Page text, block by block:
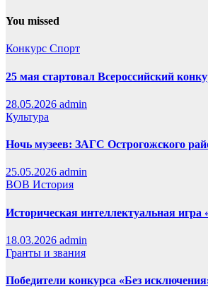
You missed
Конкурс Спорт
25 мая стартовал Всероссийский
28.05.2026 admin
Культура
Ночь музеев: ЗАГС Острогожского
25.05.2026 admin
ВОВ История
Историческая интеллектуальная игра
18.03.2026 admin
Гранты и звания
Победители конкурса «Без